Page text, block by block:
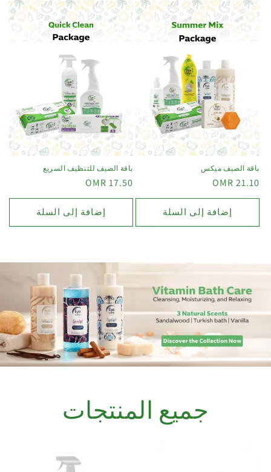
باقة الصيف للتنظيف السريع
17.50 OMR
إضافة إلى السلة
باقة الصيف ميكس
21.10 OMR
إضافة إلى السلة
جميع المنتجات